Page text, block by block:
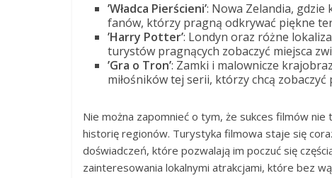
’Władca Pierścieni’: Nowa Zelandia, gdzie
fanów, którzy pragną odkrywać piękne
’Harry Potter’: Londyn oraz różne
turystów pragnących zobaczyć miejsca
’Gra o Tron’: Zamki i malownicze
miłośników tej serii, którzy chcą
Nie można zapomnieć o tym, że sukces filmów
historię regionów. Turystyka filmowa staje się
doświadczeń, które pozwalają im poczuć się
zainteresowania lokalnymi atrakcjami, które bez